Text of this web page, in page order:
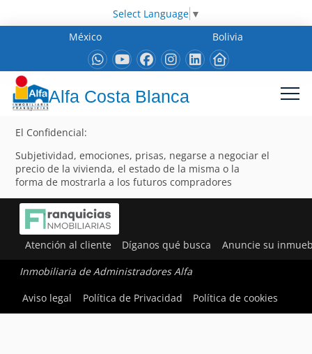
Select Language ▼
México
Bolivia
Alfa Costa Blanca
El Confidencial:
Subjetividad, emociones, prisas, negarse a negociar el
precio de la vivienda, el estado de la misma o la
forma de mostrarla a los futuros compradores
Atención al cliente Díganos qué busca Anuncie su
Inmobiliaria de Administradores Alfa
Aviso legal
Política de Privacidad Política de cookies